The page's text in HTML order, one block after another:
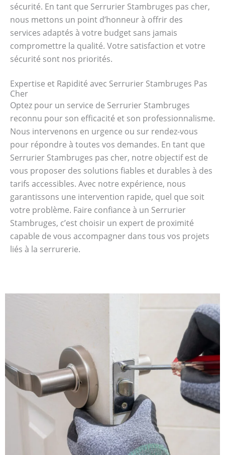
sécurité. En tant que Serrurier Stambruges pas cher,
nous mettons un point d’honneur à offrir des
services adaptés à votre budget sans jamais
compromettre la qualité. Votre satisfaction et votre
sécurité sont nos priorités.
Expertise et Rapidité avec Serrurier Stambruges Pas
Cher
Optez pour un service de Serrurier Stambruges
reconnu pour son efficacité et son professionnalisme.
Nous intervenons en urgence ou sur rendez-vous
pour répondre à toutes vos demandes. En tant que
Serrurier Stambruges pas cher, notre objectif est de
vous proposer des solutions fiables et durables à des
tarifs accessibles. Avec notre expérience, nous
garantissons une intervention rapide, quel que soit
votre problème. Faire confiance à un Serrurier
Stambruges, c’est choisir un expert de proximité
capable de vous accompagner dans tous vos projets
liés à la serrurerie.